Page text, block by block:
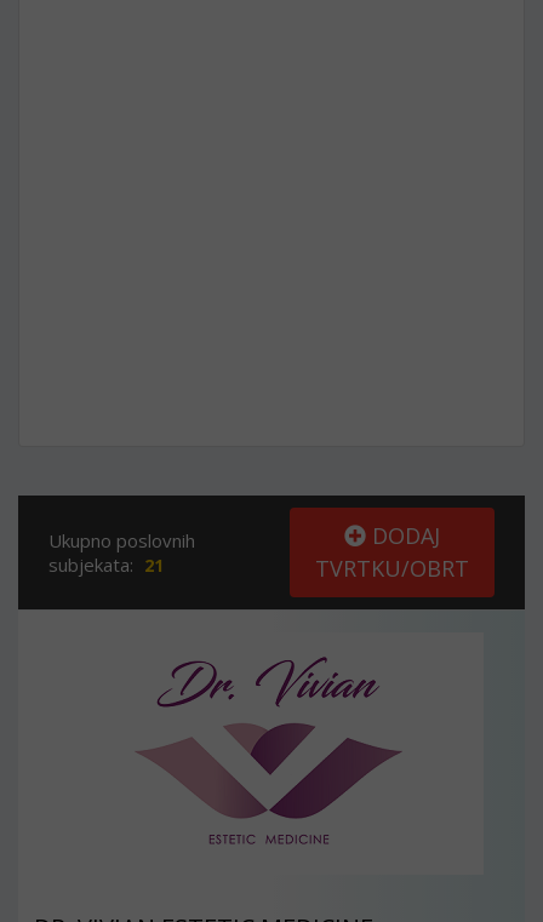
Ukupno poslovnih
subjekata: 21
DODAJ
TVRTKU/OBRT